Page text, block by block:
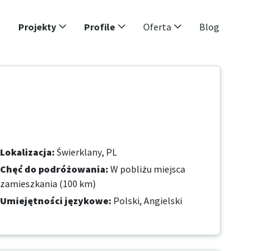
Projekty Profile Oferta Blog
Lokalizacja: Świerklany, PL
Chęć do podróżowania: W pobliżu miejsca
zamieszkania (100 km)
Umiejętności językowe: Polski, Angielski